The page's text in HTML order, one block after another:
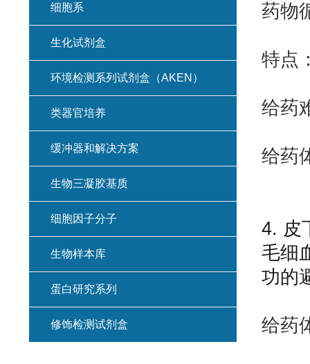
药物
特点
给药
给药
4. 皮
毛细
功的
给药
细胞系
生化试剂盒
环境检测系列试剂盒（AKEN）
类器官培养
缓冲器和解决方案
生物三凝胶基质
细胞因子分子
生物样本库
蛋白研究系列
修饰检测试剂盒